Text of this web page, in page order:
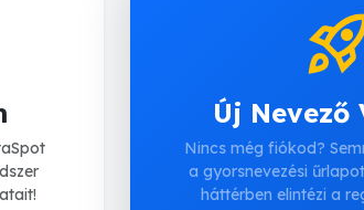
Új Nevező
Nincs még fiókod?
a gyorsnevezési
háttérben elintézi a